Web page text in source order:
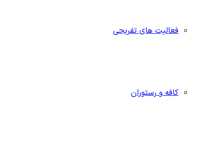
فعالیت های تفریحی
کافه و رستوران